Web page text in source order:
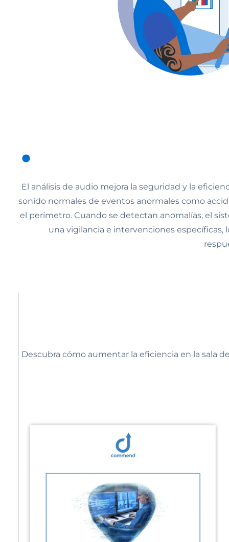
El análisis de audio mejora la seguridad y la
sonido normales de eventos anormales como
el perímetro. Cuando se detectan anomalías, el
una vigilancia e intervenciones específicas,
Descubra cómo aumentar la eficiencia en la sala